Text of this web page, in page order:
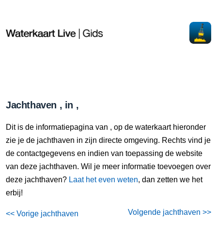
Jachthaven , in ,
Dit is de informatiepagina van , op de waterkaart hieronder
zie je de jachthaven in zijn directe omgeving. Rechts vind je
de contactgegevens en indien van toepassing de website
van deze jachthaven. Wil je meer informatie toevoegen over
deze jachthaven? Laat het even weten, dan zetten we het
erbij!
<< Vorige jachthaven Volgende jachthaven >>